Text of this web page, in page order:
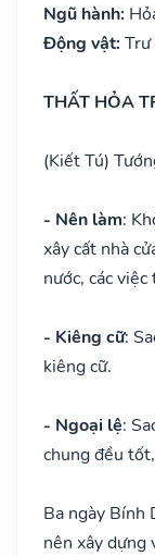
Ngũ hành:
Động vật: Trư
THẤT HỎA
(Kiết Tú)
- Nên làm:
xây cất nhà
nước, các
- Kiêng cữ:
kiêng cữ.
- Ngoại lệ:
chung đều
Ba ngày Bính
nên xây dựng